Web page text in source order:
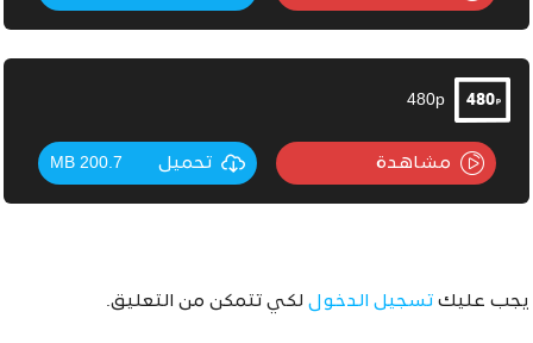
480p
مشاهدة تحميل 200.7 MB
يجب عليك تسجيل الدخول لكي تتمكن من التعليق.